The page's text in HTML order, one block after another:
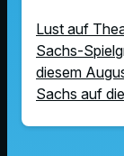
Lust auf
Sachs-
diesem
Sachs auf